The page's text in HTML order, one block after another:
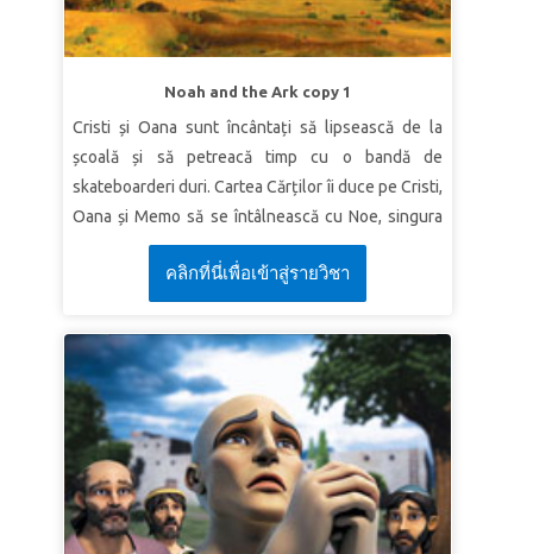
SuperTruth: Jesus calls out to me when I fail.
SuperVerse:“If a man has a hundred sheep and
one of them gets lost, what will he do? Won’t he
and go to search for the one that is lost until he
finds it?”
Luke 15:4 (NLT)
LESSON 3: JESUS LOVES ME
the earth below—indeed, nothing in all creation
will ever be able to separate us from the love of
God that is revealed in Christ Jesus our Lord.”
Romans 8:39 (NLT)
Noah and the Ark copy 1
Cristi și Oana sunt încântați să lipsească de la
școală și să petreacă timp cu o bandă de
skateboarderi duri. Cartea Cărților îi duce pe Cristi,
Oana și Memo să se întâlnească cu Noe, singura
persoană neprihănită dintr-o lume rea. Fiți martori
cum credința sa are ca rezultat un miracol
puternic - întrucât el, familia sa și animalele
pământului sunt salvate de la un potop
catastrofal. Copiii învață că lui Dumnezeu îi pasă
de cei care au încredere în El!
LECȚIA 1: ASCULTAREA PRIN CREDINȚĂ
Adevăr biblic: Prin credință, voi asculta de
Dumnezeu
Verset: „Prin credinţă Noe, când a fost înştiinţat
คลิกที่นี่เพื่อเข้าสู่รายวิชา